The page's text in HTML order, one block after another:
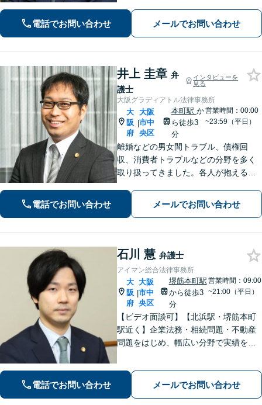
応！裁判官から「粘り強い」と評価さ
れた交渉力が強み「表現できない不満
電話でお問い合わせ メールでお問い合わせ
井上 圭章 弁
護士
インタビューを
見る
大阪グラディアトル法律事務所
大
阪
府
|
大阪
市中
央区
本町駅 か
ら徒歩3
分
営業時間：00:00
~23:59（平日）
離婚などの男女間トラブル、債権回
収、消費者トラブルなどの分野を多く
取り扱ってきました。各人が抱えるト
法があります。詳細な打ち合わせをさ
せていただきます。お気軽にお問い合
電話でお問い合わせ メールでお問い合わせ
石川 慧 弁護士
アイマン総合法律事務所
大
阪
府
|
大阪
市中
央区
堺筋本町駅
から徒歩3
分
営業時間：09:00
~21:00（平日）
【ビデオ面談可】【北浜駅・堺筋本町
駅近く】企業法務・相続問題・不動産
問題をはじめ、幅広い分野で実績を積
ます。初回相談時に、費用や方針につ
いてわかりやすくご説明します。
電話でお問い合わせ メールでお問い合わせ